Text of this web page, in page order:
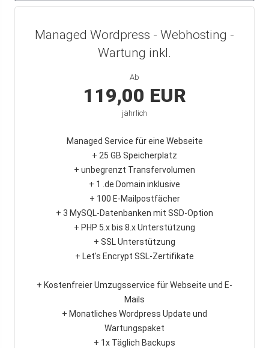
Managed Wordpress - Webhosting -
Wartung inkl.
Ab
119,00 EUR
jährlich
Managed Service für eine Webseite
+ 25 GB Speicherplatz
+ unbegrenzt Transfervolumen
+ 1 .de Domain inklusive
+ 100 E-Mailpostfächer
+ 3 MySQL-Datenbanken mit SSD-Option
+ PHP 5.x bis 8.x Unterstützung
+ SSL Unterstützung
+ Let's Encrypt SSL-Zertifikate
+ Kostenfreier Umzugsservice für Webseite und E-
Mails
+ Monatliches Wordpress Update und
Wartungspaket
+ 1x Täglich Backups